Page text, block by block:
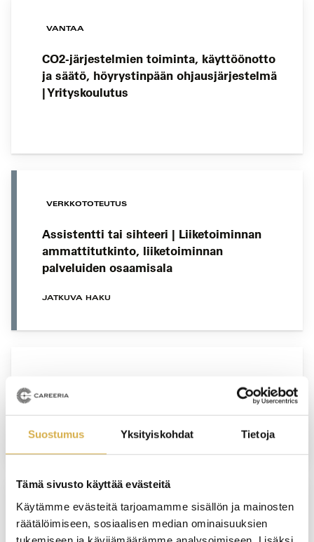
Suostumus Yksityiskohdat Tietoja
Tämä sivusto käyttää evästeitä
Käytämme evästeitä tarjoamamme sisällön ja mainosten
räätälöimiseen, sosiaalisen median ominaisuuksien
VANTAA
CO2-järjestelmien toiminta, käyttöönotto
ja säätö, höyrystinpään ohjausjärjestelmä
| Yrityskoulutus
VERKKOTOTEUTUS
Assistentti tai sihteeri | Liiketoiminnan
ammattitutkinto, liiketoiminnan
palveluiden osaamisala
JATKUVA HAKU
Saattohoitokoulutusta työyhteisöille